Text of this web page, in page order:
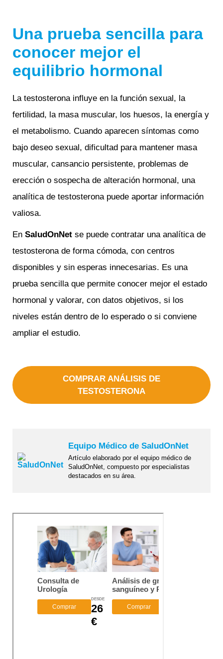
Una prueba sencilla para
conocer mejor el
equilibrio hormonal
La testosterona influye en la función sexual, la
fertilidad, la masa muscular, los huesos, la energía y
el metabolismo. Cuando aparecen síntomas como
bajo deseo sexual, dificultad para mantener masa
muscular, cansancio persistente, problemas de
erección o sospecha de alteración hormonal, una
analítica de testosterona puede aportar información
valiosa.
En SaludOnNet se puede contratar una analítica de
testosterona de forma cómoda, con centros
disponibles y sin esperas innecesarias. Es una
prueba sencilla que permite conocer mejor el estado
hormonal y valorar, con datos objetivos, si los
niveles están dentro de lo esperado o si conviene
ampliar el estudio.
COMPRAR ANÁLISIS DE
TESTOSTERONA
Equipo Médico de SaludOnNet
Artículo elaborado por el equipo médico de
SaludOnNet, compuesto por especialistas
destacados en su área.